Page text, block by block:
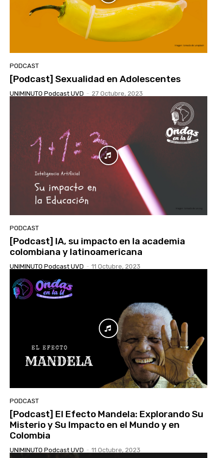
PODCAST
[Podcast] Sexualidad en Adolescentes
UNIMINUTO Podcast UVD - 27 Octubre, 2023
PODCAST
[Podcast] IA, su impacto en la academia
colombiana y latinoamericana
UNIMINUTO Podcast UVD - 11 Octubre, 2023
PODCAST
[Podcast] El Efecto Mandela: Explorando Su
Misterio y Su Impacto en el Mundo y en
Colombia
UNIMINUTO Podcast UVD - 11 Octubre, 2023